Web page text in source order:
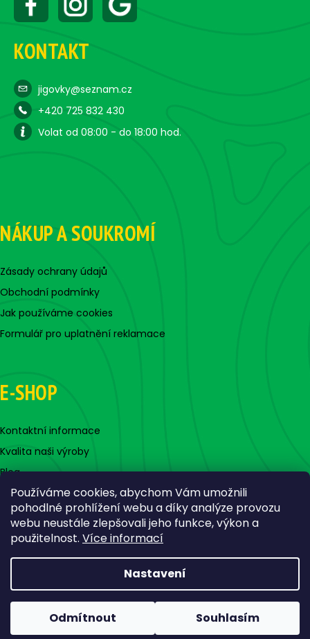
Používáme cookies, abychom Vám umožnili
pohodlné prohlížení webu a díky analýze provozu
webu neustále zlepšovali jeho funkce, výkon a
použitelnost. Více informací
Nastavení
Odmítnout Souhlasím
KONTAKT
jigovky@seznam.cz
+420 725 832 430
Volat od 08:00 - do 18:00 hod.
NÁKUP A SOUKROMÍ
Zásady ochrany údajů
Obchodní podmínky
Jak používáme cookies
Formulář pro uplatnění reklamace
E-SHOP
Kontaktní informace
Kvalita naši výroby
Blog
Copyright 2026Jigovky.cz. Všechna práva vyhrazena.
Upravit nastavení cookies